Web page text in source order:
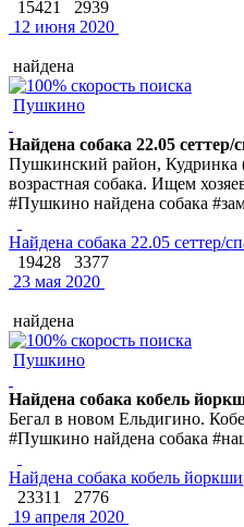
15421
2939
12 июня 2020
найдена
Пушкино
Найдена собака 22.05
Пушкинский район, Кудринка
возрастная собака. Ищем
#Пушкино найдена собака
Найдена собака 22.05 сеттер/
19428
3377
23 мая 2020
найдена
Пушкино
Найдена собака кобель
Бегал в новом Ельдигино.
#Пушкино найдена собака
Найдена собака кобель
23311
2776
19 апреля 2020